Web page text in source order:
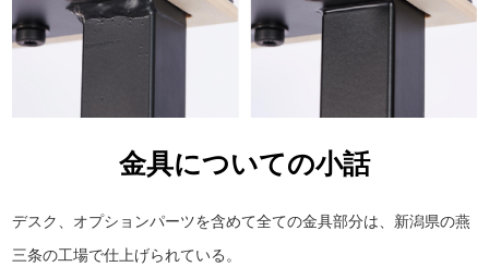
金具についての小話
デスク、オプションパーツを含めて全ての金具部分は、新潟県の燕
三条の工場で仕上げられている。